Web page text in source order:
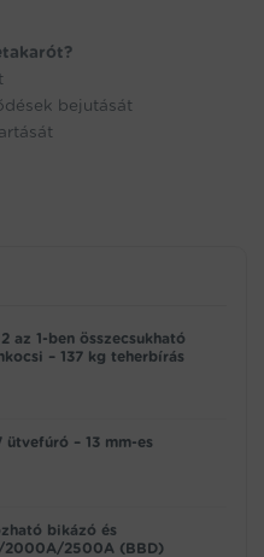
bejutását
az 1-ben összecsukható
– 137 kg teherbírás
– 13 mm-es
bikázó és
2000A/2500A (BBD)